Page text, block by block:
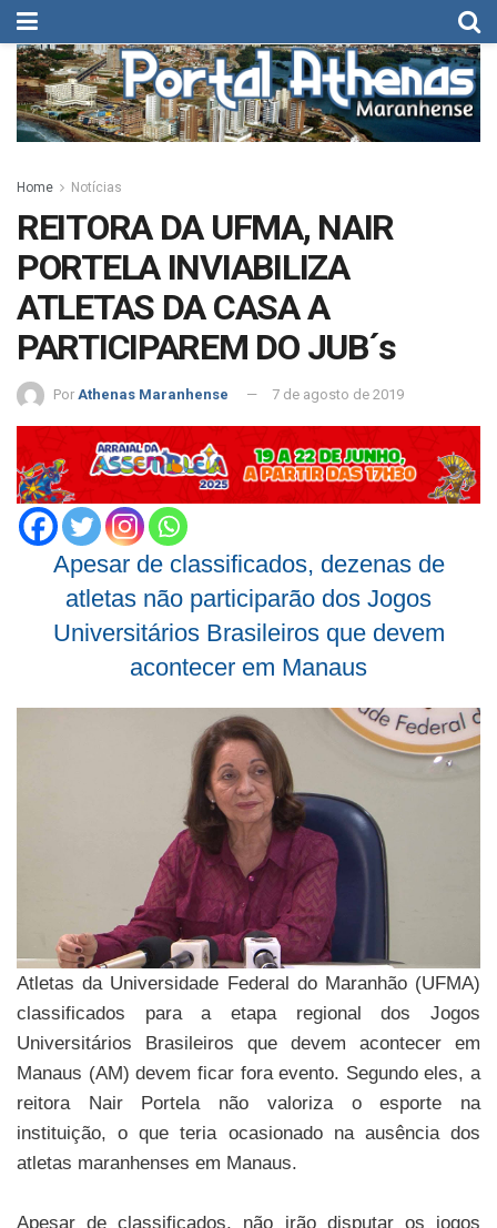
Home Notícias
REITORA DA UFMA, NAIR
PORTELA INVIABILIZA
ATLETAS DA CASA A
PARTICIPAREM DO JUB´s
Por Athenas Maranhense 7 de agosto de 2019
Apesar de classificados, dezenas de
atletas não participarão dos Jogos
Universitários Brasileiros que devem
acontecer em Manaus
Atletas da Universidade Federal do Maranhão (UFMA)
classificados para a etapa regionaldos Jogos
Universitários Brasileiros que devem acontecer em
Manaus (AM) devem ficar fora evento. Segundo eles, a
reitora Nair Portela não valoriza o esporte na
instituição, o queteria ocasionado na ausência dos
atletas maranhenses em Manaus.
Apesar de classificados, não irão disputar os jogos